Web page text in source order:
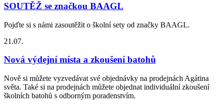
SOUTĚŽ se značkou BAAGL
Pojďte si s námi zasoutěžit o školní sety od značky BAAGL.
21.07.
Nová výdejní místa a zkoušení batohů
Nově si můžete vyzvedávat své objednávky na prodejnách Agátina
světa. Také si na prodejnách můžete objednat individuální zkoušení
školních batohů s odborným poradenstvím.